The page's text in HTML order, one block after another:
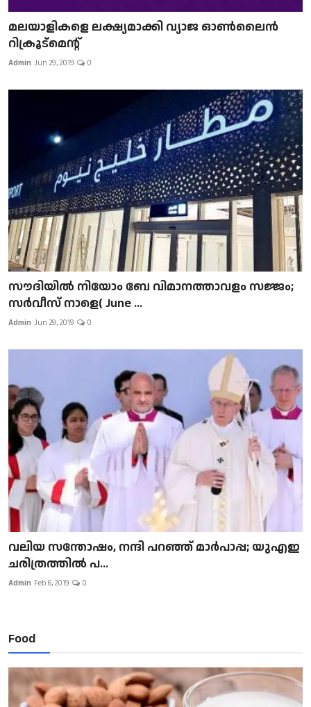
മലയാളികളെ ലക്ഷ്യമാക്കി വ്യാജ ഓൺലൈൻ
റിക്രൂട്മെന്റ്
Admin Jun 29, 2019 0
സൗദിയിൽ നിയോം ബേ വിമാനത്താവളം സജ്ജം;
സർവീസ് നാളെ( June ...
Admin Jun 29, 2019 0
വലിയ സന്തോഷം, നന്ദി പറഞ്ഞ് മാർപാപ്പ; യുഎഇ
ചരിത്രത്തിൽ പ...
Admin Feb 6, 2019 0
Food